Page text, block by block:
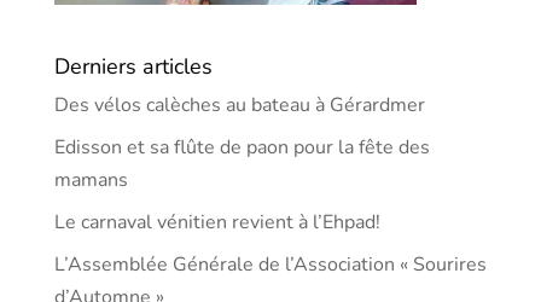
Derniers articles
Des vélos calèches au bateau à Gérardmer
Edisson et sa flûte de paon pour la fête des
mamans
Le carnaval vénitien revient à l’Ehpad!
L’Assemblée Générale de l’Association « Sourires